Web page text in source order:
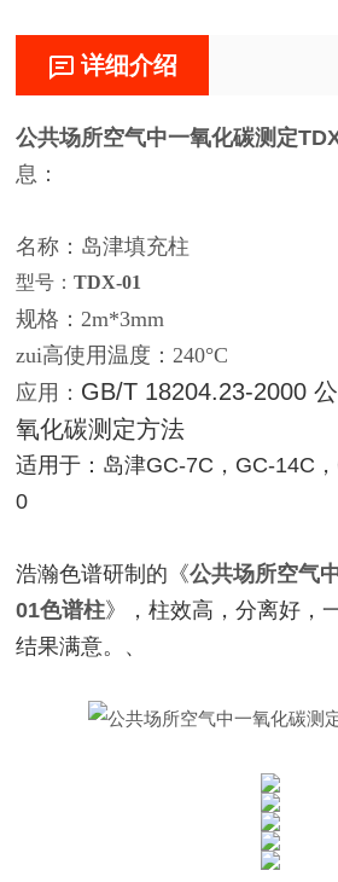
详细介绍
公共场所空气中一氧化碳测定
息：
名称：岛津填充柱
型号：TDX-01
规格：2m*3mm
zui高使用温度：240°C
应用： GB/T 18204.23-2000
氧化碳测定方法
适用于：岛津GC-7C，GC-14C
0
浩瀚色谱研制的《公共场所空气
01色谱柱》，柱效高，分离好，
结果满意。、